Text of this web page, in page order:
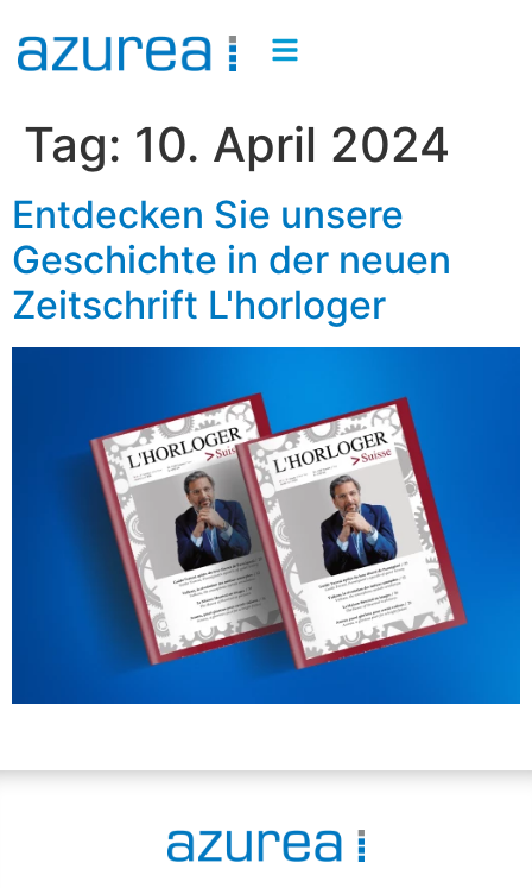
Tag: 10. April 2024
Entdecken Sie unsere
Geschichte in der neuen
Zeitschrift L'horloger